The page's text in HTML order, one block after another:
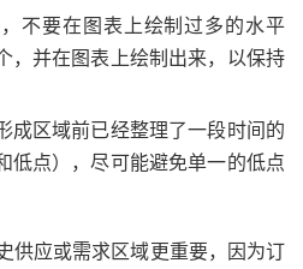
不要在图表上绘制过多的水平
，并在图表上绘制出来，以保持
成区域前已经整理了一段时间的
低点），尽可能避免单一的低点
供应或需求区域更重要，因为订